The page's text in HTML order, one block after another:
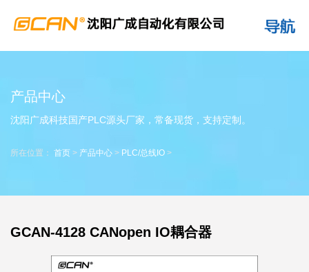
产品中心
沈阳广成科技国产PLC源头厂家，常备现货，支持定制。
所在位置： 首页 > 产品中心 > PLC/总线IO >
GCAN-4128 CANopen IO耦合器